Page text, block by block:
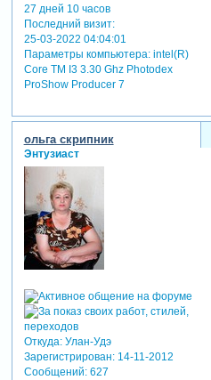
27 дней 10 часов
Последний визит:
25-03-2022 04:04:01
Параметры компьютера:intel(R)
Core TM I3 3.30 Ghz Photodex
ProShow Producer 7
ольга скрипник
Энтузиаст
Откуда:Улан-Удэ
Зарегистрирован: 14-11-2012
Сообщений:627